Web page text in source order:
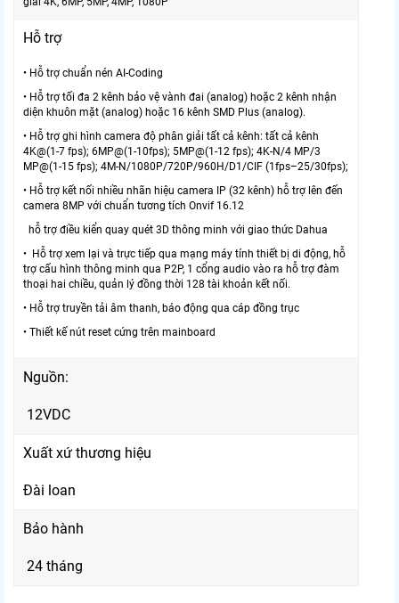
Hỗ trợ
• Hỗ trợ chuẩn nén AI-Coding
• Hỗ trợ tối đa 2 kênh bảo vệ vành đai (analog) hoặc 2 kênh nhận
diện khuôn mặt (analog) hoặc 16 kênh SMD Plus (analog).
• Hỗ trợ ghi hình camera độ phân giải tất cả kênh: tất cả kênh
4K@(1-7 fps); 6MP@(1-10fps); 5MP@(1-12 fps); 4K-N/4 MP/3
MP@(1-15 fps); 4M-N/1080P/720P/960H/D1/CIF (1fps–25/30fps);
• Hỗ trợ kết nối nhiều nhãn hiệu camera IP (32 kênh) hỗ trợ lên đến
camera 8MP với chuẩn tương tích Onvif 16.12
hỗ trợ điều kiển quay quét 3D thông minh với giao thức Dahua
• Hỗ trợ xem lại và trực tiếp qua mạng máy tính thiết bị di động, hỗ
trợ cấu hình thông minh qua P2P, 1 cổng audio vào ra hỗ trợ đàm
thoại hai chiều, quản lý đồng thời 128 tài khoản kết nối.
• Hỗ trợ truyền tải âm thanh, báo động qua cáp đồng trục
• Thiết kế nút reset cứng trên mainboard
Nguồn:
12VDC
Xuất xứ thương hiệu
Đài loan
Bảo hành
24 tháng